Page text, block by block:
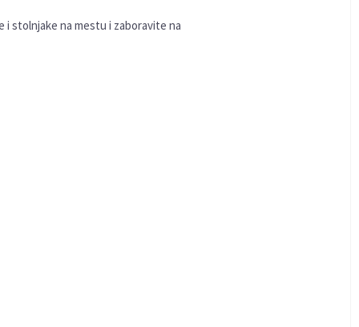
stolnjake na mestu i zaboravite na